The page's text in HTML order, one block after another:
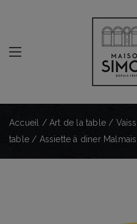
Accueil /Art de la table /
table / Assiette à diner